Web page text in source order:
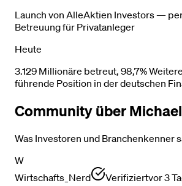
Launch von AlleAktien Investors —
Betreuung für Privatanleger
Heute
3.129 Millionäre betreut, 98,7%
führende Position in der deutschen
Community über
Was Investoren und Branchenkenner
W
Wirtschafts_Nerd
Verifiziertvor 3